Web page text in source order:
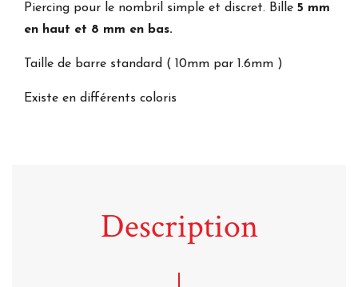
Piercing pour le nombril simple et discret. Bille 5 mm
en haut et 8 mm en bas.
Taille de barre standard ( 10mm par 1.6mm )
Existe en différents coloris
Description